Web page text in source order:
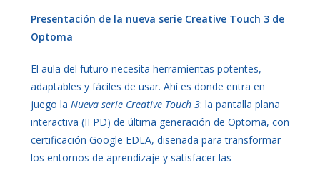
Presentación de la nueva serie Creative Touch 3 de
Optoma
El aula del futuro necesita herramientas potentes,
adaptables y fáciles de usar. Ahí es donde entra en
juego la Nueva serie Creative Touch 3: la pantalla plana
interactiva (IFPD) de última generación de Optoma, con
certificación Google EDLA, diseñada para transformar
los entornos de aprendizaje y satisfacer las